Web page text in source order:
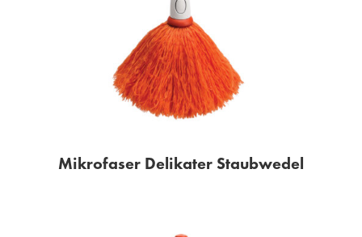
Mikrofaser Delikater Staubwedel